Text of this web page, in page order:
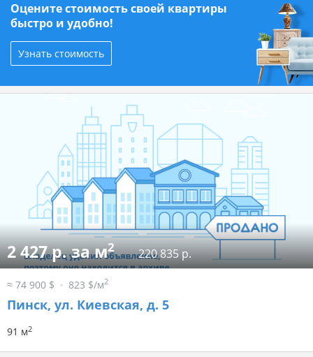
Оцените стоимость своей квартиры
быстро и удобно!
Узнать стоимость
2 427 р. за м2 220 835 р.
≈ 74 900 $ 823 $/м2
Пинск, ул. Киевская, д. 5
91 м2